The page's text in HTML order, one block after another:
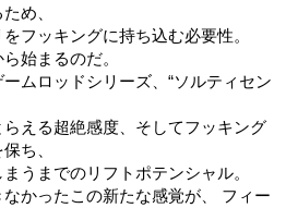
め、
フッキングに持ち込む必要性。
始まるのだ。
ムロッドシリーズ、“ソルティセン
える超絶感度、そしてフッキング
ち、
うまでのリフトポテンシャル。
かったこの新たな感覚が、 フィー